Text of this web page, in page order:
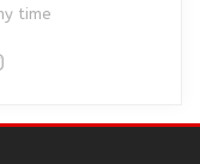
time